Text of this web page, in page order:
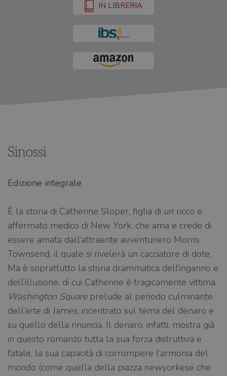
IN LIBRERIA
Sinossi
Edizione integrale
È la storia di Catherine Sloper, figlia di un ricco e
affermato medico di New York, che ama e crede di
essere amata dall’attraente avventuriero Morris
Townsend, il quale si rivelerà un cacciatore di dote.
Ma è soprattutto la storia drammatica dell’inganno e
dell’illusione, di cui Catherine è tragicamente vittima.
Washington Square prelude al periodo culminante
dell’arte di James, incentrato sul tema del denaro e
su quello della rinuncia. Il denaro, infatti, mostra già
in questo romanzo tutta la sua forza distruttiva e
fatale, la sua capacità di corrompere l’armonia del
mondo (come quella della piazza newyorkese che